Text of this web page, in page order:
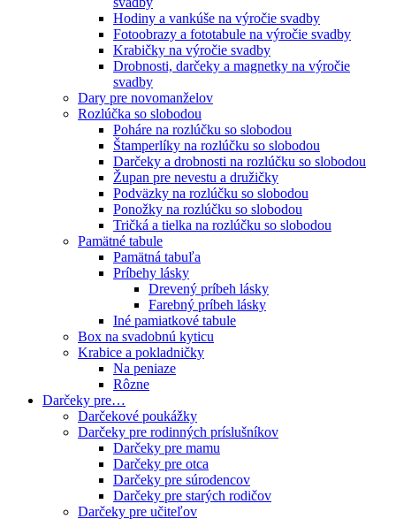
Hodiny a vankúše na výročie svadby
Fotoobrazy a fototabule na výročie svadby
Krabičky na výročie svadby
Drobnosti, darčeky a magnetky na výročie
svadby
Dary pre novomanželov
Rozlúčka so slobodou
Poháre na rozlúčku so slobodou
Štamperlíky na rozlúčku so slobodou
Darčeky a drobnosti na rozlúčku so slobodou
Župan pre nevestu a družičky
Podväzky na rozlúčku so slobodou
Ponožky na rozlúčku so slobodou
Tričká a tielka na rozlúčku so slobodou
Pamätné tabule
Pamätná tabuľa
Príbehy lásky
Drevený príbeh lásky
Farebný príbeh lásky
Iné pamiatkové tabule
Box na svadobnú kyticu
Krabice a pokladničky
Na peniaze
Rôzne
Darčeky pre…
Darčekové poukážky
Darčeky pre rodinných príslušníkov
Darčeky pre mamu
Darčeky pre otca
Darčeky pre súrodencov
Darčeky pre starých rodičov
Darčeky pre učiteľov